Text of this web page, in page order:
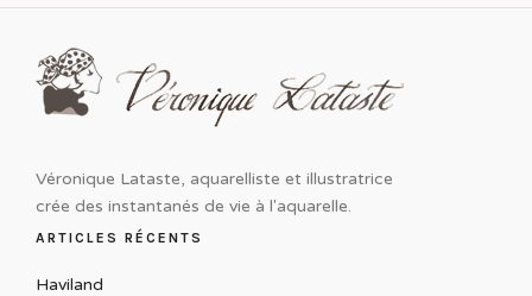
Véronique Lataste, aquarelliste et illustratrice
crée des instantanés de vie à l'aquarelle.
ARTICLES RÉCENTS
Haviland